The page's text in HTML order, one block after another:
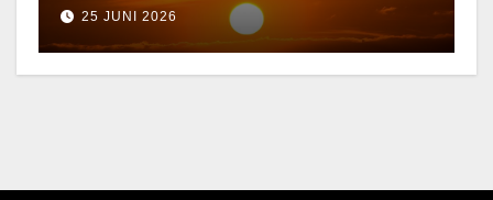
25 JUNI 2026